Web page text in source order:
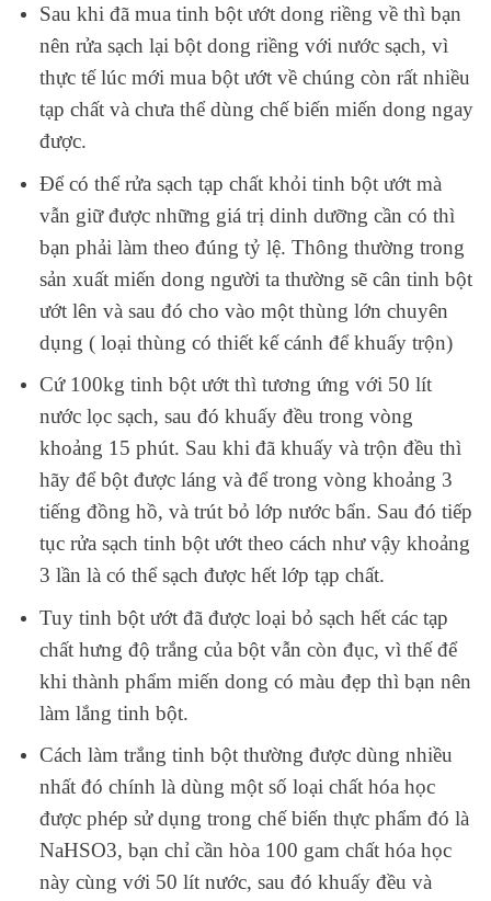
Sau khi đã mua tinh bột ướt dong riềng về thì bạn
nên rửa sạch lại bột dong riềng với nước sạch, vì
thực tế lúc mới mua bột ướt về chúng còn rất nhiều
tạp chất và chưa thể dùng chế biến miến dong ngay
được.
Để có thể rửa sạch tạp chất khỏi tinh bột ướt mà
vẫn giữ được những giá trị dinh dưỡng cần có thì
bạn phải làm theo đúng tỷ lệ. Thông thường trong
sản xuất miến dong người ta thường sẽ cân tinh bột
ướt lên và sau đó cho vào một thùng lớn chuyên
dụng ( loại thùng có thiết kế cánh để khuấy trộn)
Cứ 100kg tinh bột ướt thì tương ứng với 50 lít
nước lọc sạch, sau đó khuấy đều trong vòng
khoảng 15 phút. Sau khi đã khuấy và trộn đều thì
hãy để bột được láng và để trong vòng khoảng 3
tiếng đồng hồ, và trút bỏ lớp nước bẩn. Sau đó tiếp
tục rửa sạch tinh bột ướt theo cách như vậy khoảng
3 lần là có thể sạch được hết lớp tạp chất.
Tuy tinh bột ướt đã được loại bỏ sạch hết các tạp
chất hưng độ trắng của bột vẫn còn đục, vì thế để
khi thành phẩm miến dong có màu đẹp thì bạn nên
làm lắng tinh bột.
Cách làm trắng tinh bột thường được dùng nhiều
nhất đó chính là dùng một số loại chất hóa học
được phép sử dụng trong chế biến thực phẩm đó là
NaHSO3, bạn chỉ cần hòa 100 gam chất hóa học
này cùng với 50 lít nước, sau đó khuấy đều và